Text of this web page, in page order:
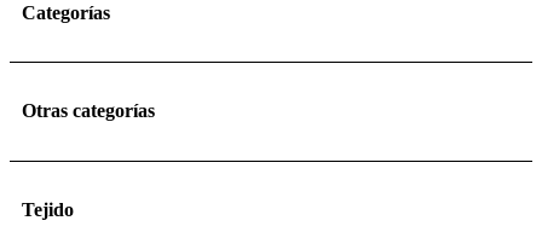
Categorías
Otras categorías
Tejido